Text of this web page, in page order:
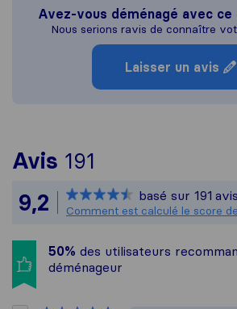
Avez-vous déménagé avec ce
Nous serions ravis de connaître
Laisser un avis
Avis 191
Sirelo n'est
Tous les avis
9,2 basé sur 191
Comment est calculé le score
50% des utilisateurs
déménageur